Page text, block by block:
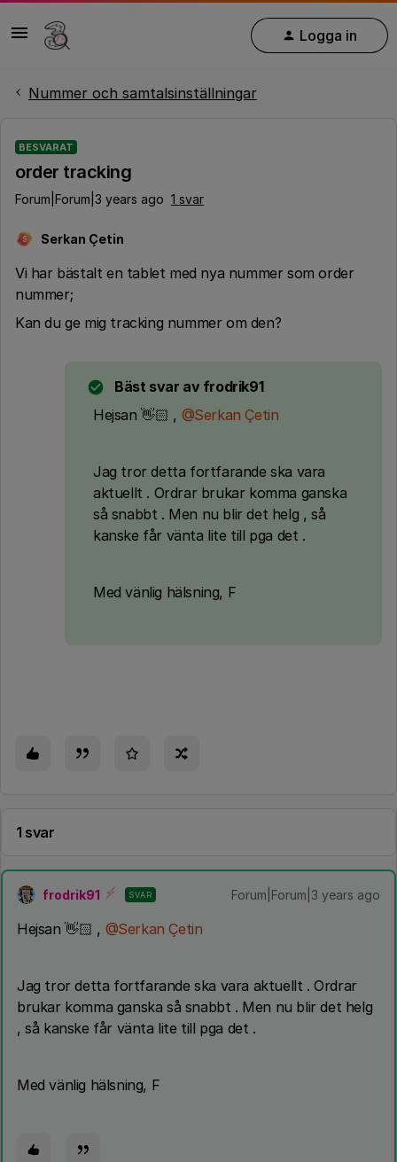
Logga in
Nummer och samtalsinställningar
BESVARAT
order tracking
Forum|Forum|3 years ago 1 svar
S Serkan Çetin
Vi har bästalt en tablet med nya nummer som order
nummer;
Kan du ge mig tracking nummer om den?
Bäst svar av frodrik91
Hejsan 👋🏻 , @Serkan Çetin
Jag tror detta fortfarande ska vara
aktuellt . Ordrar brukar komma ganska
så snabbt . Men nu blir det helg , så
kanske får vänta lite till pga det .
Med vänlig hälsning, F
1 svar
frodrik91 SVAR Forum|Forum|3 years ago
Hejsan 👋🏻 , @Serkan Çetin
Jag tror detta fortfarande ska vara aktuellt . Ordrar
brukar komma ganska så snabbt . Men nu blir det helg
, så kanske får vänta lite till pga det .
Med vänlig hälsning, F